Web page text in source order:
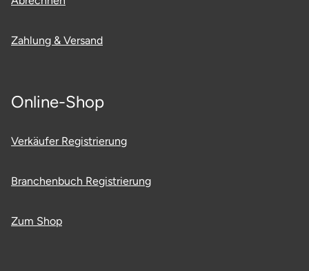
Zahlung & Versand
Online-Shop
Verkäufer Registrierung
Branchenbuch Registrierung
Zum Shop